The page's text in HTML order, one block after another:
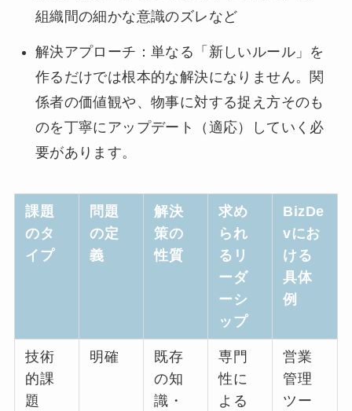
組織間の細かな意識のズレなど
解決アプローチ：単なる「新しいルール」を
作るだけでは根本的な解決になりません。関
係者の価値観や、物事に対する捉え方そのも
のを丁寧にアップデート（適応）していく必
要があります。
課題
のタ
イプ
問題
の定
義
解決
策の
性質
求め
られ
るリ
ーダ
ーシ
ップ
BizDe
vにお
ける
具体
例
技術
的課
題
明確
既存
の知
識・
専門
性に
よる
営業
管理
ツー